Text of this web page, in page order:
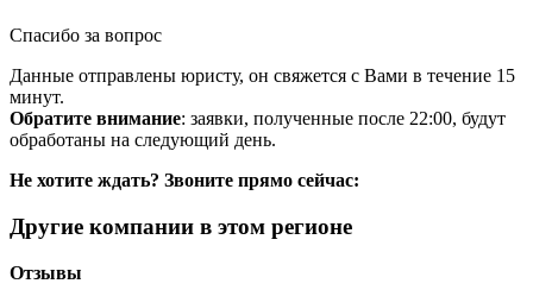
Спасибо за вопрос
Данные отправлены юристу, он свяжется с Вами в течение 15
минут.
Обратите внимание: заявки, полученные после 22:00, будут
обработаны на следующий день.
Не хотите ждать? Звоните прямо сейчас:
Другие компании в этом регионе
Отзывы